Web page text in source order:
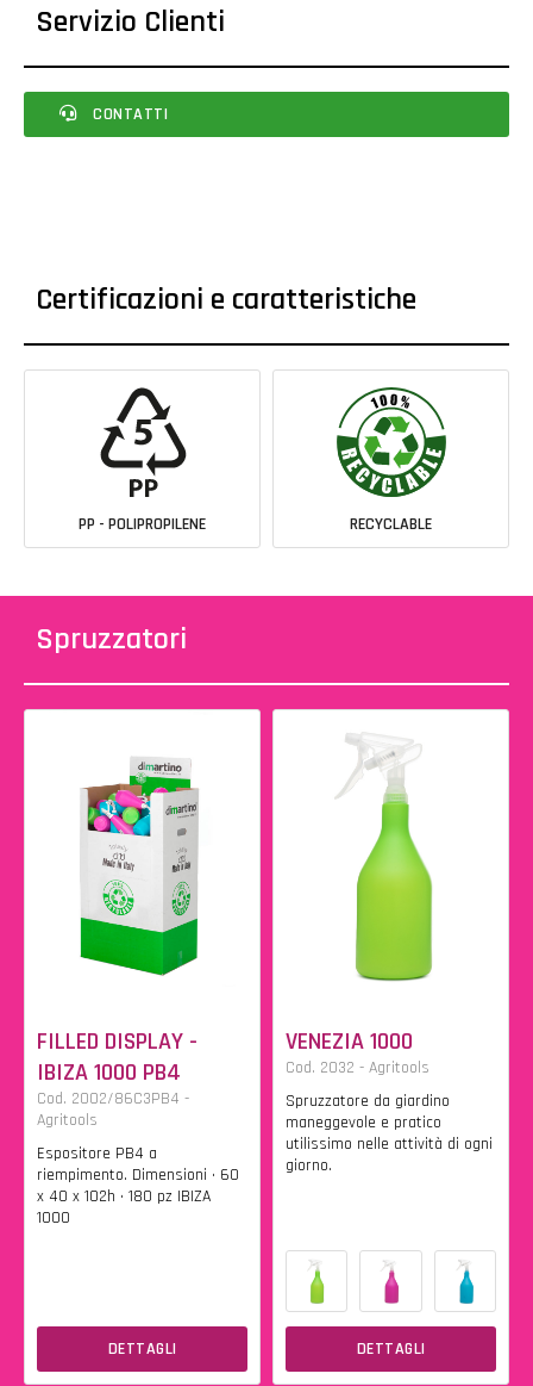
Servizio Clienti
CONTATTI
Certificazioni e caratteristiche
PP - POLIPROPILENE RECYCLABLE
Spruzzatori
FILLED DISPLAY -
IBIZA 1000 PB4
Cod. 2002/86C3PB4 -
Agritools
Espositore PB4 a
riempimento. Dimensioni • 60
x 40 x 102h • 180 pz IBIZA
1000
DETTAGLI
VENEZIA 1000
Cod. 2032 - Agritools
Spruzzatore da giardino
maneggevole e pratico
utilissimo nelle attività di ogni
giorno.
DETTAGLI